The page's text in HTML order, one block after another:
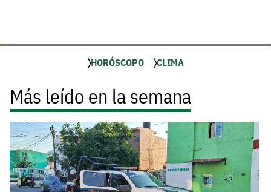
HORÓSCOPO CLIMA
Más leído en la semana